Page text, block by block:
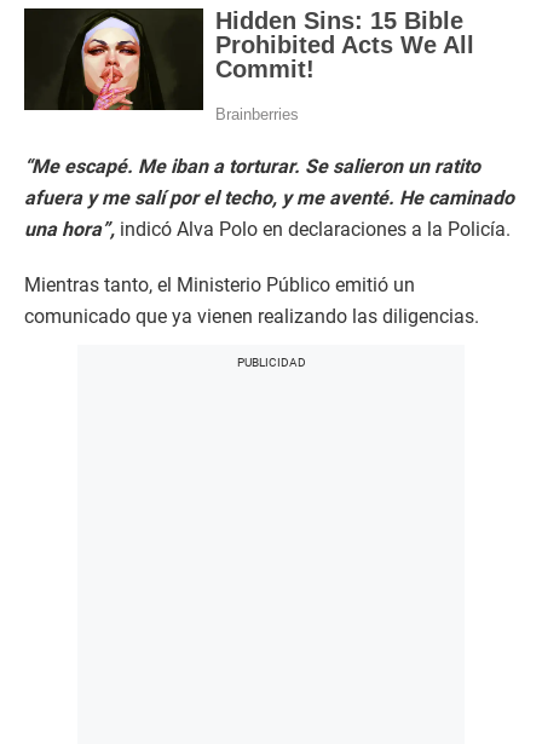
“Me escapé. Me iban a torturar. Se salieron un ratito
afuera y me salí por el techo, y me aventé. He caminado
una hora”, indicó Alva Polo en declaraciones a la Policía.
Mientras tanto, el Ministerio Público emitió un
comunicado que ya vienen realizando las diligencias.